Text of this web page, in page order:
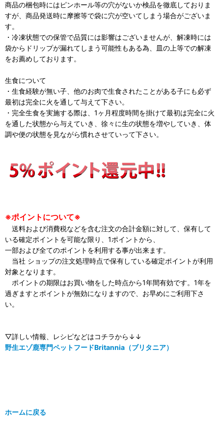
商品の梱包時にはピンホール等の穴がないか検品を徹底しておりま
すが、商品発送時に摩擦等で袋に穴が空いてしまう場合がございま
す。
・冷凍状態での保管で品質には影響はございませんが、解凍時には
袋からドリップが漏れてしまう可能性もある為、皿の上等での解凍
をお薦めしております。
生食について
・生食経験が無い子、他のお肉で生食されたことがある子にも必ず
最初は完全に火を通して与えて下さい。
・完全生食を実施する際は、1ヶ月程度時間を掛けて最初は完全に火
を通した状態から与えていき、徐々に生の状態を増やしていき、体
調や便の状態を見ながら慣れさせていって下さい。
※ポイントについて※
送料および消費税などを含む注文の合計金額に対して、保有して
いる確定ポイントを可能な限り、1ポイントから、
一部および全てのポイントを利用する事が出来ます。
当社 ショップの注文処理時点で保有している確定ポイントが利用
対象となります。
ポイントの期限はお買い物をした時点から1年間有効です。1年を
過ぎますとポイントが無効になりますので、お早めにご利用下さ
い。
▽詳しい情報、レシピなどはコチラから↓↓
野生エゾ鹿専門ペットフードBritannia（ブリタニア）
ホームに戻る